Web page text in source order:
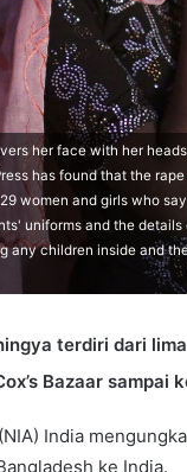
her face with her
has found that the
women and girls who
uniforms and the
any children inside and
terdiri dari
Bazaar sampai
India
ke India.